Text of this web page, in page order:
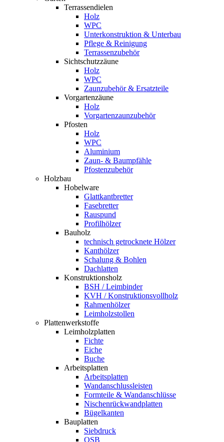
Terrassendielen
Holz
WPC
Unterkonstruktion & Unterbau
Pflege & Reinigung
Terrassenzubehör
Sichtschutzzäune
Holz
WPC
Zaunzubehör & Ersatzteile
Vorgartenzäune
Holz
Vorgartenzaunzubehör
Pfosten
Holz
WPC
Aluminium
Zaun- & Baumpfähle
Pfostenzubehör
Holzbau
Hobelware
Glattkantbretter
Fasebretter
Rauspund
Profilhölzer
Bauholz
technisch getrocknete Hölzer
Kanthölzer
Schalung & Bohlen
Dachlatten
Konstruktionsholz
BSH / Leimbinder
KVH / Konstruktionsvollholz
Rahmenhölzer
Leimholzstollen
Plattenwerkstoffe
Leimholzplatten
Fichte
Eiche
Buche
Arbeitsplatten
Arbeitsplatten
Wandanschlussleisten
Formteile & Wandanschlüsse
Nischenrückwandplatten
Bügelkanten
Bauplatten
Siebdruck
OSB